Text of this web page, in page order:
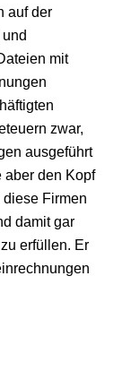
auf der
mit
zwar,
ausgeführt
aber den Kopf
Firmen
damit gar
erfüllen. Er